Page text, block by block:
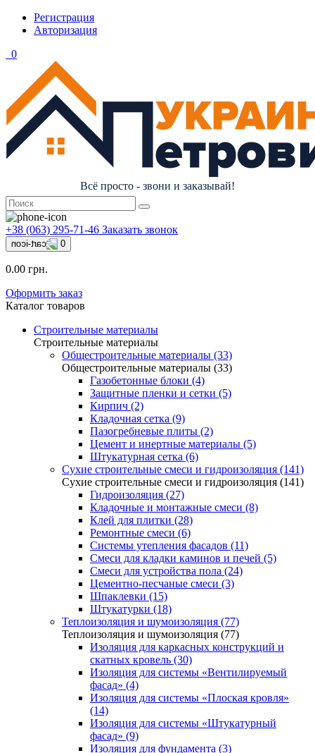
Регистрация
Авторизация
0
Всё просто - звони и заказывай!
+38 (063) 295-71-46 Заказать звонок
0
0.00 грн.
Оформить заказ
Каталог товаров
Строительные материалы
Строительные материалы
Общестроительные материалы (33)
Общестроительные материалы (33)
Газобетонные блоки (4)
Защитные пленки и сетки (5)
Кирпич (2)
Кладочная сетка (9)
Пазогребневые плиты (2)
Цемент и инертные материалы (5)
Штукатурная сетка (6)
Сухие строительные смеси и гидроизоляция (141)
Сухие строительные смеси и гидроизоляция (141)
Гидроизоляция (27)
Кладочные и монтажные смеси (8)
Клей для плитки (28)
Ремонтные смеси (6)
Системы утепления фасадов (11)
Смеси для кладки каминов и печей (5)
Смеси для устройства пола (24)
Цементно-песчаные смеси (3)
Шпаклевки (15)
Штукатурки (18)
Теплоизоляция и шумоизоляция (77)
Теплоизоляция и шумоизоляция (77)
Изоляция для каркасных конструкций и
скатных кровель (30)
Изоляция для системы «Вентилируемый
фасад» (4)
Изоляция для системы «Плоская кровля»
(14)
Изоляция для системы «Штукатурный
фасад» (9)
Изоляция для фундамента (3)